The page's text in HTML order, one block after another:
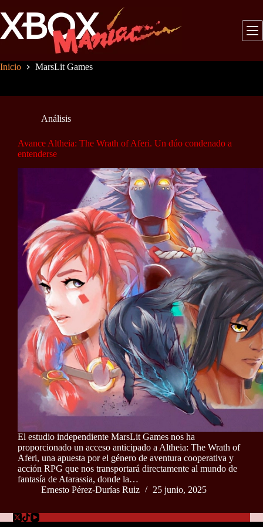
al
contenido
Inicio MarsLit Games
Análisis
Avance Altheia: The Wrath of Aferi. Un dúo condenado a
entenderse
El estudio independiente MarsLit Games nos ha
proporcionado un acceso anticipado a Altheia: The Wrath of
Aferi, una apuesta por el género de aventura cooperativa y
acción RPG que nos transportará directamente al mundo de
fantasía de Atarassia, donde la…
Ernesto Pérez-Durías Ruiz
25 junio, 2025